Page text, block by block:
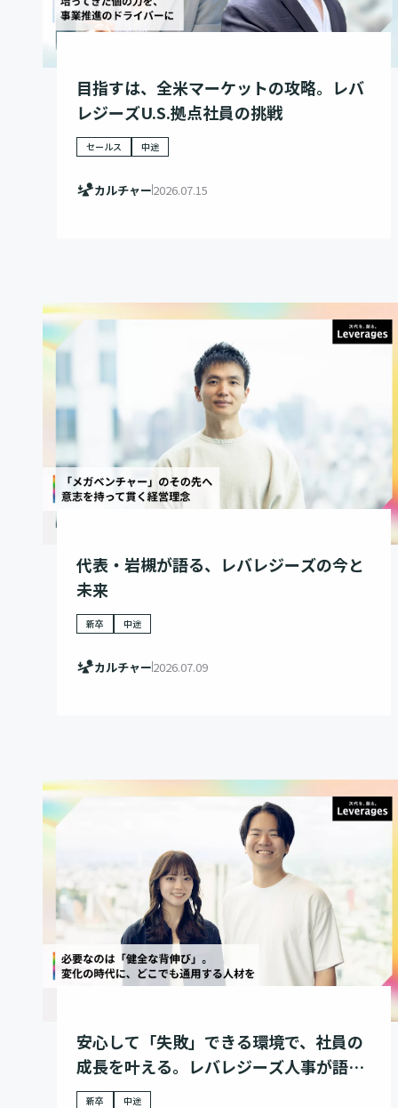
目指すは、全米マーケットの攻略。レバ
レジーズU.S.拠点社員の挑戦
セールス 中途
カルチャー2026.07.15
代表・岩槻が語る、レバレジーズの今と
未来
新卒 中途
カルチャー2026.07.09
安心して「失敗」できる環境で、社員の
成長を叶える。レバレジーズ人事が語
る、人材育成戦略
新卒 中途